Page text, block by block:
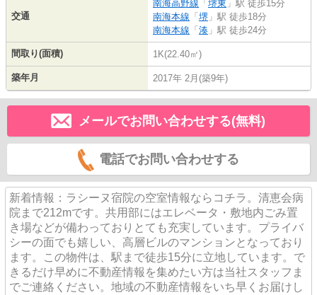
交通
南海高野線 「 堺東 」駅 徒歩15分
南海本線 「 堺 」駅 徒歩18分
南海本線 「 湊 」駅 徒歩24分
間取り(面積) 1K(22.40㎡)
築年月 2017年 2月(築9年)
メールでお問い合わせする(無料)
電話でお問い合わせする
新着情報：ラシーヌ宿院の空室情報ならコチラ。清恵会病
院まで212mです。共用部にはエレベータ・敷地内ごみ置
き場などが備わっておりとても充実しています。プライバ
シーの面でも嬉しい、高層ビルのマンションとなっており
ます。この物件は、駅まで徒歩15分に立地しています。で
きるだけ早めに不動産情報を集めたい方は当社スタッフま
でご連絡ください。地域の不動産情報をいち早くお届けし